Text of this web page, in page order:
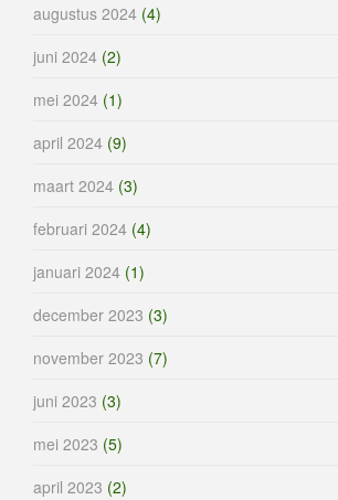
augustus 2024 (4)
juni 2024 (2)
mei 2024 (1)
april 2024 (9)
maart 2024 (3)
februari 2024 (4)
januari 2024 (1)
december 2023 (3)
november 2023 (7)
juni 2023 (3)
mei 2023 (5)
april 2023 (2)